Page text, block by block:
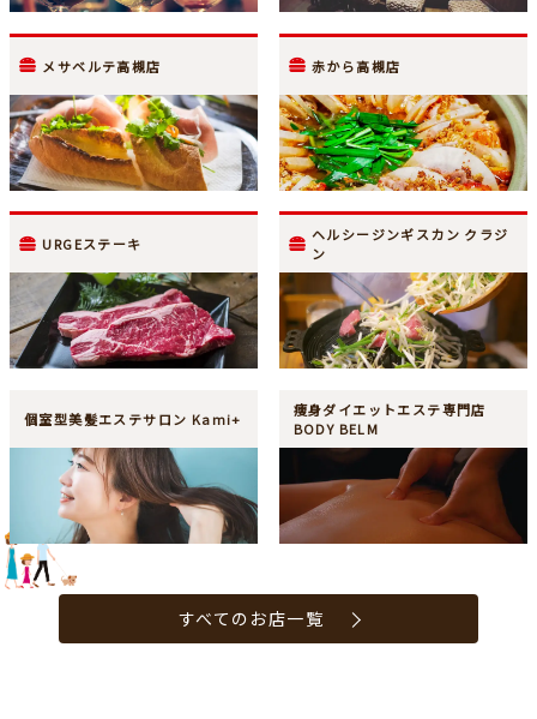
メサベルテ高槻店 赤から高槻店
URGEステーキ
ヘルシージンギスカン クラジ
ン
個室型美髪エステサロン Kami+
痩身ダイエットエステ専門店
BODY BELM
すべてのお店一覧